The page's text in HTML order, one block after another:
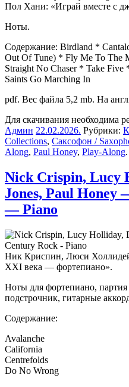
Пол Хани: «Играй вместе с
Ноты.
Содержание: Birdland *
Out Of Tune) * Fly Me To The
Straight No Chaser * Take Five
Saints Go Marching In
pdf. Вес файла 5,2 mb. На
Для скачивания необходима
Админ 22.02.2026. Рубрики:
Collections, Саксофон /
Along, Paul Honey, Play-Along.
Nick Crispin, Lucy
Jones, Paul Honey
— Piano
Ник Криспин, Люси
XXI века — фортепиано».
Ноты для фортепиано, партия
подстрочник, гитарные
Содержание:
Avalanche
California
Centrefolds
Do No Wrong